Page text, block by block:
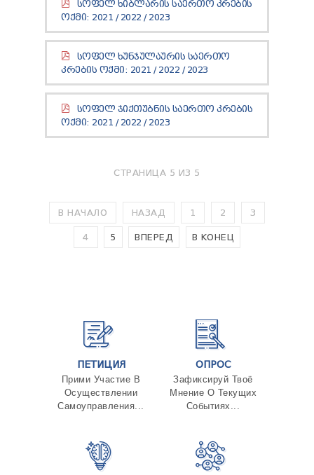
ОТЧЁТ ДЛЯ ПРЕДОСТАВЛЕНИЯ ПРЕЗИДЕНТУ И
ПАРЛАМЕНТУ
ТРЕБОВАНИЯ ПУБЛИЧНОЙ ИНФОРМАЦИИ
УПОЛНОМОЧЕННЫЙ ПО ЗАЩИТЕ
ПРАВОВЕДЧЕСКИЕ РЕШЕНИЯ
ПРАВИЛА ОБЖАЛОВАНИЯ
ᲡᲝᲤᲔᲚ ᲮᲘᲑᲚᲐᲠᲘᲡ ᲡᲐᲔᲠᲗᲝ ᲙᲠᲔᲑᲘᲡ
ᲝᲥᲛᲘ: 2021 /2022 /2023
ᲡᲝᲤᲔᲚ ᲮᲣᲜᲯᲣᲚᲐᲣᲠᲘᲡ ᲡᲐᲔᲠᲗᲝ
ᲙᲠᲔᲑᲘᲡ ᲝᲥᲛᲘ: 2021 /2022 /2023
ᲡᲝᲤᲔᲚ ᲯᲘᲥᲗᲣᲑᲜᲘᲡ ᲡᲐᲔᲠᲗᲝ ᲙᲠᲔᲑᲘᲡ
ᲝᲥᲛᲘ: 2021 /2022 /2023
СТРАНИЦА 5 ИЗ 5
В НАЧАЛО НАЗАД 1 2 3
4 5 ВПЕРЕД В КОНЕЦ
ПЕТИЦИЯ
Прими Участие В
Осуществлении
Самоуправления...
ОПРОС
Зафиксируй Твоё
Мнение О Текущих
Событиях...